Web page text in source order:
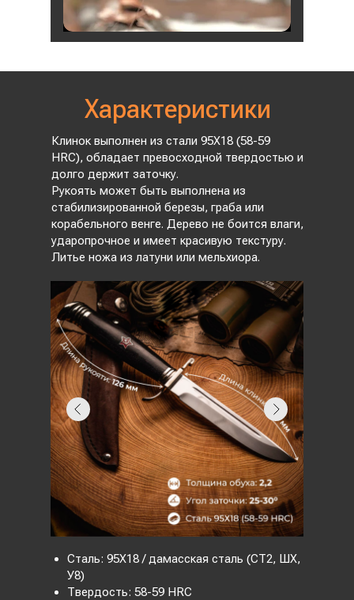
Клинок выполнен из стали 95Х18 (58-59
HRC), обладает превосходной твердостью и
долго держит заточку.
Рукоять может быть выполнена из
стабилизированной березы, граба или
корабельного венге. Дерево не боится влаги,
ударопрочное и имеет красивую текстуру.
Литье ножа из латуни или мельхиора.
Характеристики
Сталь: 95Х18 / дамасская сталь (CT2, ШХ,
У8)
Твердость: 58-59 HRC